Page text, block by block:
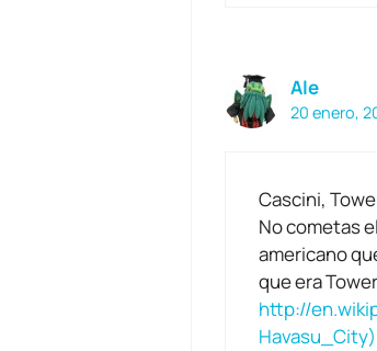
Ale
20 enero,
Cascini,
No cometas
americano
que era
http://
Havasu_City)